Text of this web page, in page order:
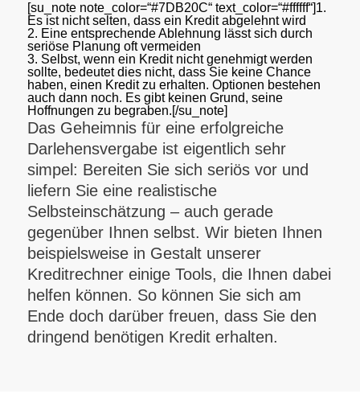
[su_note note_color=“#7DB20C“ text_color=“#ffffff“]1.
Es ist nicht selten, dass ein Kredit abgelehnt wird
2. Eine entsprechende Ablehnung lässt sich durch
seriöse Planung oft vermeiden
3. Selbst, wenn ein Kredit nicht genehmigt werden
sollte, bedeutet dies nicht, dass Sie keine Chance
haben, einen Kredit zu erhalten. Optionen bestehen
auch dann noch. Es gibt keinen Grund, seine
Hoffnungen zu begraben.[/su_note]
Das Geheimnis für eine erfolgreiche
Darlehensvergabe ist eigentlich sehr
simpel: Bereiten Sie sich seriös vor und
liefern Sie eine realistische
Selbsteinschätzung – auch gerade
gegenüber Ihnen selbst. Wir bieten Ihnen
beispielsweise in Gestalt unserer
Kreditrechner einige Tools, die Ihnen dabei
helfen können. So können Sie sich am
Ende doch darüber freuen, dass Sie den
dringend benötigen Kredit erhalten.